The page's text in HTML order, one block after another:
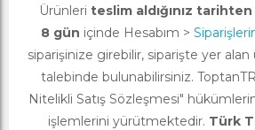
Ürünleri teslim aldığınız
8 gün içinde Hesabım >
siparişinize girebilir, siparişte yer
talebinde bulunabilirsiniz.
Nitelikli Satış Sözleşmesi"
işlemlerini yürütmektedir. Türk